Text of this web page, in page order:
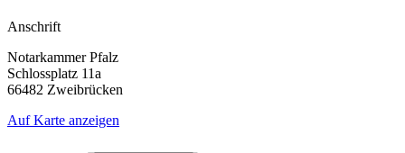
Anschrift
Notarkammer Pfalz
Schlossplatz 11a
66482 Zweibrücken
Auf Karte anzeigen